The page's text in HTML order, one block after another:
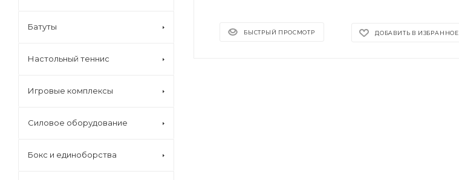
БЫСТРЫЙ ПРОСМОТР ДОБАВИТЬ В ИЗБРАННОЕ
Батуты
Настольный теннис
Игровые комплексы
Силовое оборудование
Бокс и единоборства